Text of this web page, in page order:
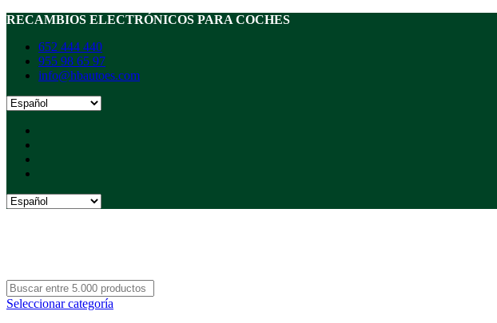
RECAMBIOS ELECTRÓNICOS PARA COCHES
652 444 440
955 98 65 97
info@hbautoes.com
Seleccionar categoría